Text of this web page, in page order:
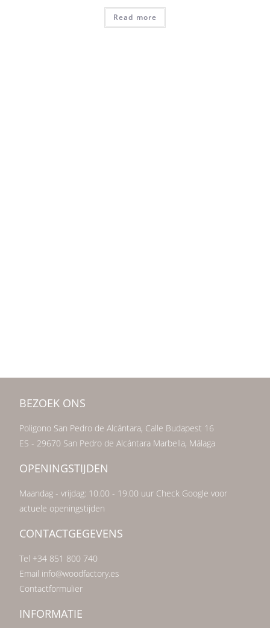
Read more
BEZOEK ONS
Poligono San Pedro de Alcántara, Calle Budapest 16
ES - 29670 San Pedro de Alcántara Marbella, Málaga
OPENINGSTIJDEN
Maandag - vrijdag: 10.00 - 19.00 uur Check Google voor
actuele openingstijden
CONTACTGEGEVENS
Tel +34 851 800 740
Email info@woodfactory.es
Contactformulier
INFORMATIE